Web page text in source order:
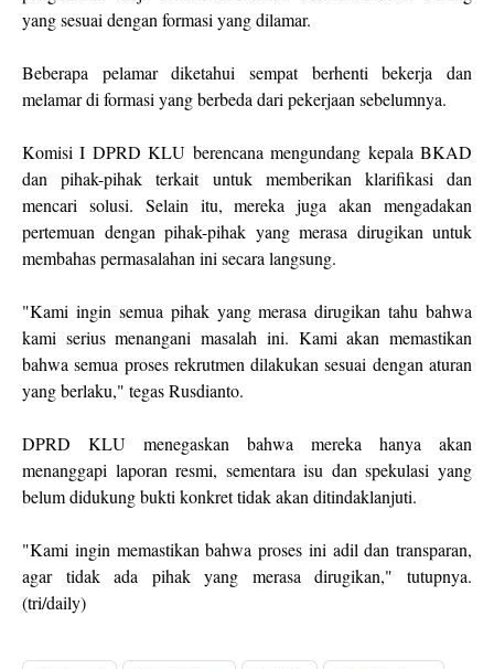
yang sesuai dengan formasi yang dilamar.
Beberapa pelamar diketahui sempat berhenti bekerja dan
melamar di formasi yang berbeda dari pekerjaan sebelumnya.
Komisi I DPRD KLU berencana mengundang kepala BKAD
dan pihak-pihak terkait untuk memberikan klarifikasi dan
mencari solusi. Selain itu, mereka juga akan mengadakan
pertemuan dengan pihak-pihak yang merasa dirugikan untuk
membahas permasalahan ini secara langsung.
"Kami ingin semua pihak yang merasa dirugikan tahu bahwa
kami serius menangani masalah ini. Kami akan memastikan
bahwa semua proses rekrutmen dilakukan sesuai dengan aturan
yang berlaku," tegas Rusdianto.
DPRD KLU menegaskan bahwa mereka hanya akan
menanggapi laporan resmi, sementara isu dan spekulasi yang
belum didukung bukti konkret tidak akan ditindaklanjuti.
"Kami ingin memastikan bahwa proses ini adil dan transparan,
agar tidak ada pihak yang merasa dirugikan," tutupnya.
(tri/daily)